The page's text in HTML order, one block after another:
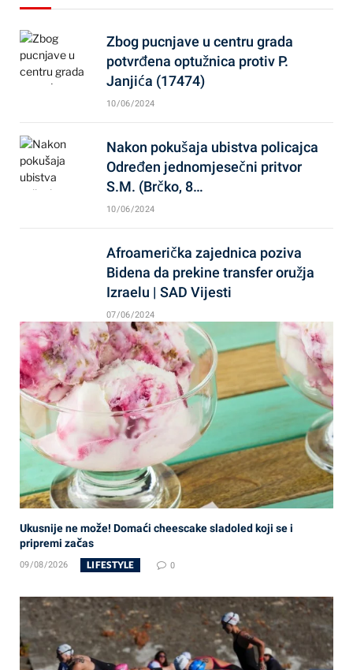
Zbog pucnjave u centru grada
potvrđena optužnica protiv P.
Janjića (17474)
10/06/2024
Nakon pokušaja ubistva policajca
Određen jednomjesečni pritvor
S.M. (Brčko, 8…
10/06/2024
Afroamerička zajednica poziva
Bidena da prekine transfer oružja
Izraelu | SAD Vijesti
07/06/2024
Ukusnije ne može! Domaći cheescake sladoled koji se i
pripremi začas
09/08/2026 LIFESTYLE 0